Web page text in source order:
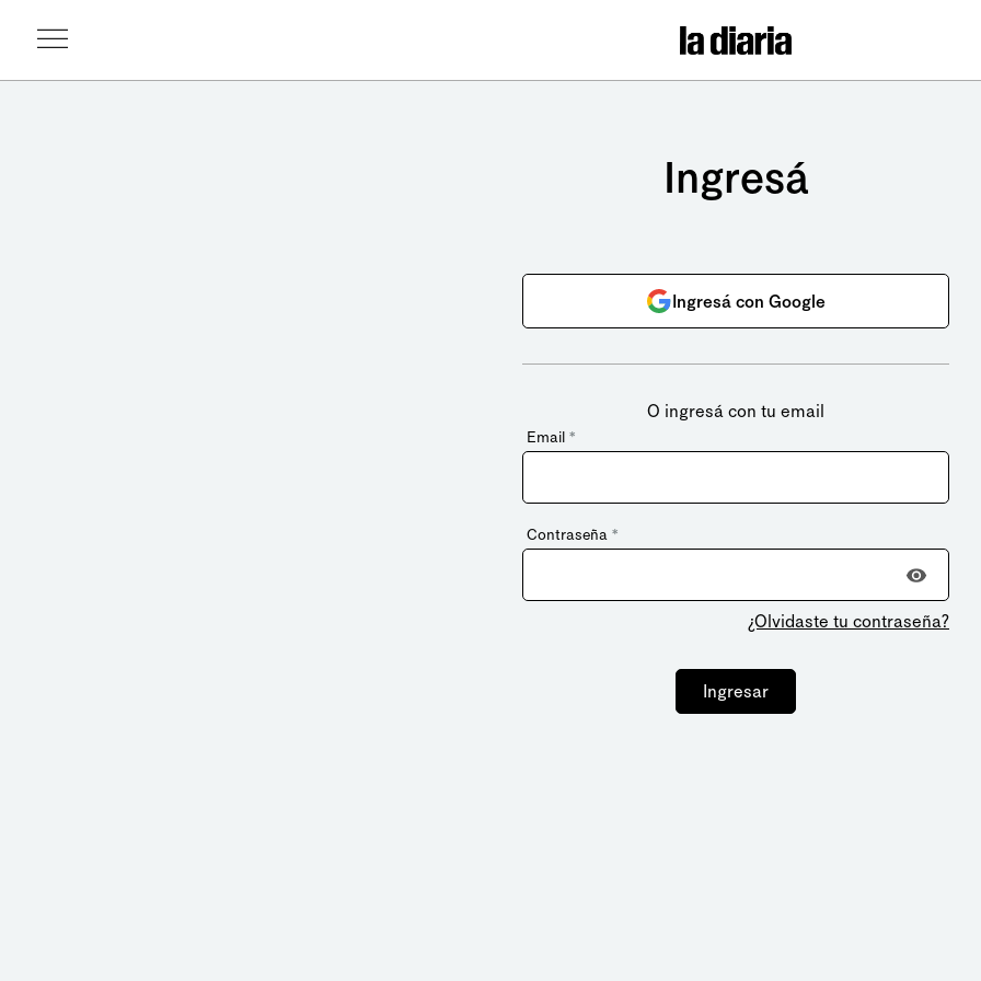
Ingresá
Ingresá con Google
O ingresá con tu email
Email *
Contraseña *
¿Olvidaste tu contraseña?
Ingresar